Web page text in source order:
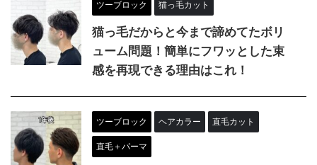
ツーブロック 猫っ毛カット
猫っ毛だからと今まで諦めてたボリ
ューム問題！簡単にフワッとした束
感を再現できる理由はこれ！
ツーブロック ヘアカラー 直毛カット
直毛＋パーマ